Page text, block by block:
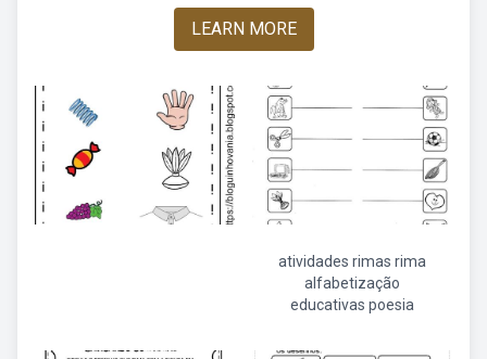
LEARN MORE
atividades rimas rima
alfabetização
educativas poesia